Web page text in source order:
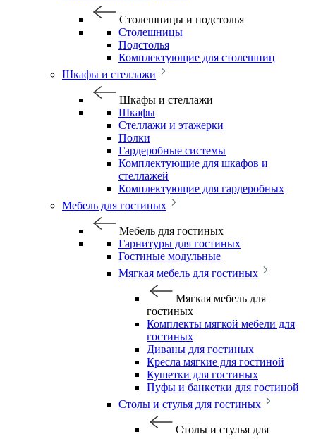
Столешницы и подстолья
Столешницы
Подстолья
Комплектующие для столешниц
Шкафы и стеллажи
Шкафы и стеллажи
Шкафы
Стеллажи и этажерки
Полки
Гардеробные системы
Комплектующие для шкафов и
стеллажей
Комплектующие для гардеробных
Мебель для гостиных
Мебель для гостиных
Гарнитуры для гостиных
Гостиные модульные
Мягкая мебель для гостиных
Мягкая мебель для
гостиных
Комплекты мягкой мебели для
гостиных
Диваны для гостиных
Кресла мягкие для гостиной
Кушетки для гостиных
Пуфы и банкетки для гостиной
Столы и стулья для гостиных
Столы и стулья для